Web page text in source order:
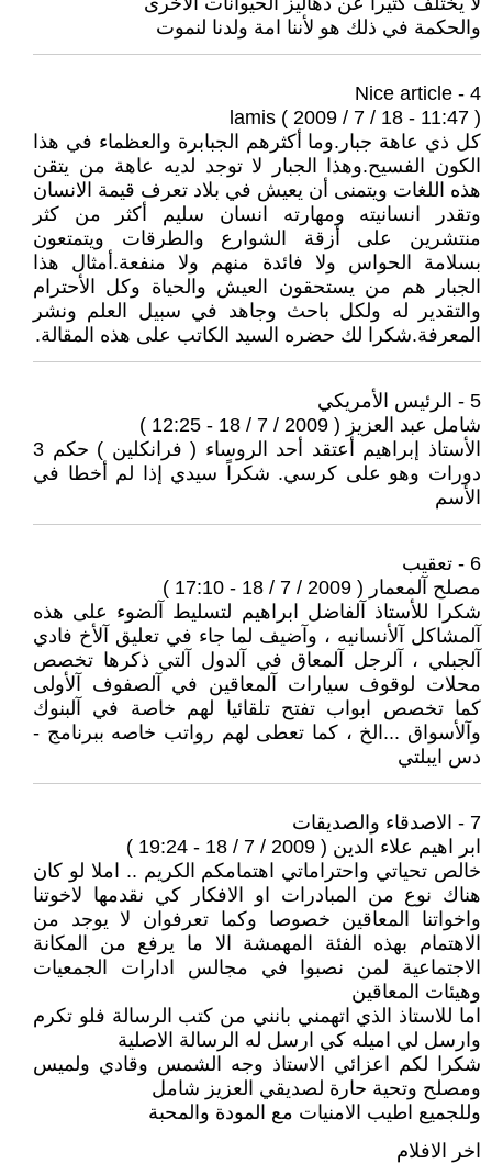
والحكمة في ذلك هو لأننا امة ولدنا لنموت
4 - Nice article
lamis ( 2009 / 7 / 18 - 11:47 )
كل ذي عاهة جبار.وما أكثرهم الجبابرة والعظماء في هذا
الكون الفسيح.وهذا الجبار لا توجد لديه عاهة من يتقن
هذه اللغات ويتمنى أن يعيش في بلاد تعرف قيمة الانسان
وتقدر انسانيته ومهارته انسان سليم أكثر من كثر
منتشرين على أزقة الشوارع والطرقات ويتمتعون
بسلامة الحواس ولا فائدة منهم ولا منفعة.أمثال هذا
الجبار هم من يستحقون العيش والحياة وكل الأحترام
والتقدير له ولكل باحث وجاهد في سبيل العلم ونشر
المعرفة.شكرا لك حضره السيد الكاتب على هذه المقالة.
5 - الرئيس الأمريكي
شامل عبد العزيز ( 2009 / 7 / 18 - 12:25 )
الأستاذ إبراهيم أعتقد أحد الروساء ( فرانكلين ) حكم 3
دورات وهو على كرسي. شكراً سيدي إذا لم أخطا في
الأسم
6 - تعقيب
مصلح آلمعمار ( 2009 / 7 / 18 - 17:10 )
شكرا للأستاذ آلفاضل ابراهيم لتسليط آلضوء على هذه
آلمشاكل آلأنسانيه ، وآضيف لما جاء في تعليق آلأخ فادي
آلجبلي ، آلرجل آلمعاق في آلدول آلتي ذكرها تخصص
محلات لوقوف سيارات آلمعاقين في آلصفوف آلأولى
كما تخصص ابواب تفتح تلقائيا لهم خاصة في آلبنوك
وآلأسواق ...الخ ، كما تعطى لهم رواتب خاصه ببرنامج -
دس ايبلتي
7 - الاصدقاء والصديقات
ابر اهيم علاء الدين ( 2009 / 7 / 18 - 19:24 )
خالص تحياتي واحتراماتي اهتمامكم الكريم .. املا لو كان
هناك نوع من المبادرات او الافكار كي نقدمها لاخوتنا
واخواتنا المعاقين خصوصا وكما تعرفوان لا يوجد من
الاهتمام بهذه الفئة المهمشة الا ما يرفع من المكانة
الاجتماعية لمن نصبوا في مجالس ادارات الجمعيات
وهيئات المعاقين
اما للاستاذ الذي اتهمني بانني من كتب الرسالة فلو تكرم
وارسل لي اميله كي ارسل له الرسالة الاصلية
شكرا لكم اعزائي الاستاذ وجه الشمس وقادي ولميس
ومصلح وتحية حارة لصديقي العزيز شامل
وللجميع اطيب الامنيات مع المودة والمحبة
اخر الافلام